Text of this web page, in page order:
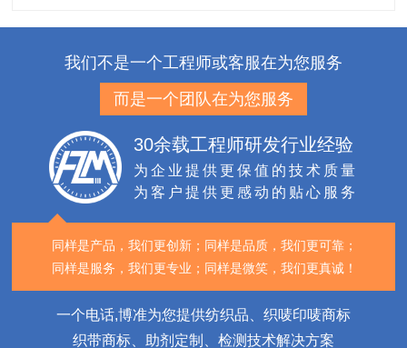
我们不是一个工程师或客服在为您服务
而是一个团队在为您服务
30余载工程师研发行业经验
为企业提供更保值的技术质量
为客户提供更感动的贴心服务
同样是产品，我们更创新； 同样是品质，我们更可靠；
同样是服务，我们更专业； 同样是微笑，我们更真诚！
一个电话,博准为您提供纺织品、织唛印唛商标
织带商标、助剂定制、检测技术解决方案